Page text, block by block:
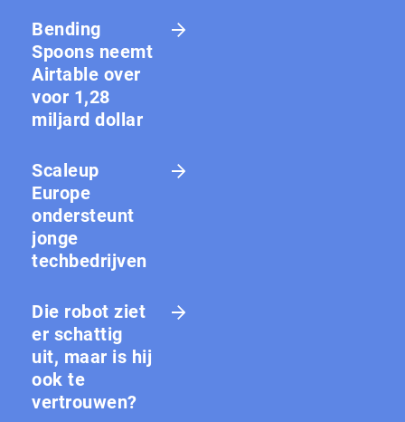
Bending
Spoons neemt
Airtable over
voor 1,28
miljard dollar
Scaleup
Europe
ondersteunt
jonge
techbedrijven
Die robot ziet
er schattig
uit, maar is hij
ook te
vertrouwen?